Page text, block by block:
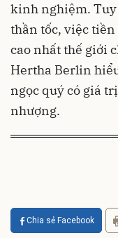
kinh nghiệm.
thần tốc, việc
cao nhất thế giới
Hertha Berlin
ngọc quý có giá
nhượng.
Chia sẻ Facebook